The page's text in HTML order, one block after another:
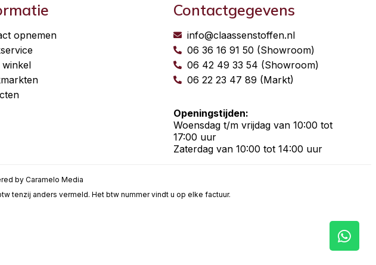
opnemen
winkel
Contactgegevens
info@claassenstoffen.nl
06 36 16 91 50 (Showroom)
06 42 49 33 54 (Showroom)
06 22 23 47 89 (Markt)
Openingstijden:
Woensdag t/m vrijdag van 10:00 tot
17:00 uur
Zaterdag van 10:00 tot 14:00 uur
by Caramelo Media
tenzij anders vermeld. Het btw nummer vindt u op elke factuur.